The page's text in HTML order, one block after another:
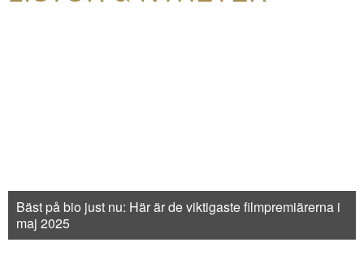
Bäst på bio just nu: Här är de viktigaste filmpremiärerna i
maj 2025